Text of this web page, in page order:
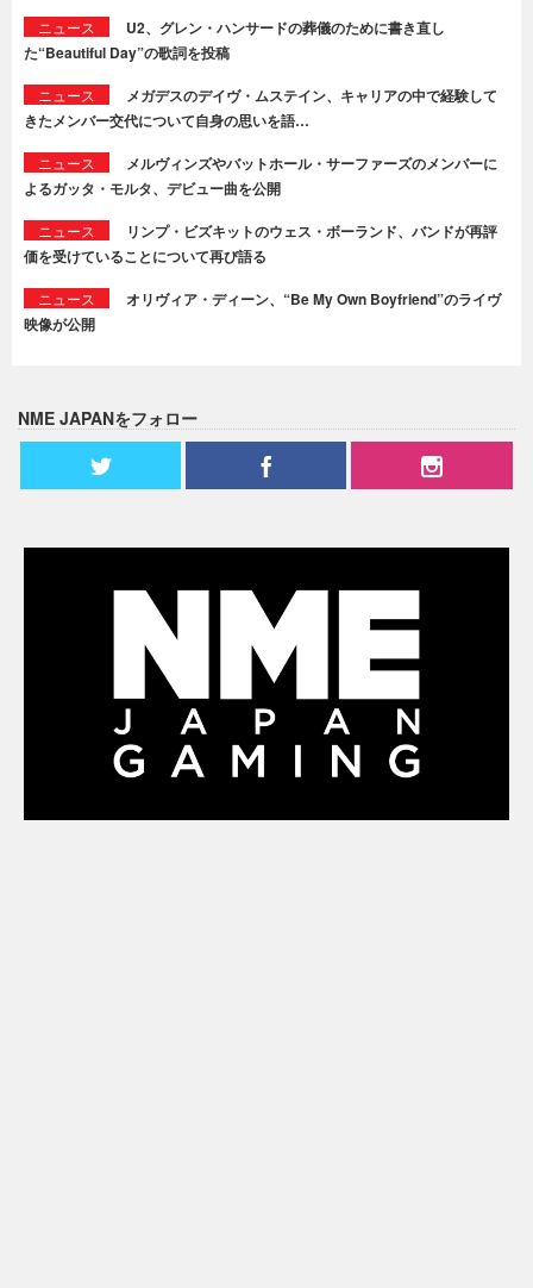
ニュース
U2、グレン・ハンサードの葬儀のために書き直し
た“Beautiful Day”の歌詞を投稿
ニュース
メガデスのデイヴ・ムステイン、キャリアの中で経験して
きたメンバー交代について自身の思いを語…
ニュース
メルヴィンズやバットホール・サーファーズのメンバーに
よるガッタ・モルタ、デビュー曲を公開
ニュース
リンプ・ビズキットのウェス・ボーランド、バンドが再評
価を受けていることについて再び語る
ニュース
オリヴィア・ディーン、“Be My Own Boyfriend”のライヴ
映像が公開
NME JAPANをフォロー